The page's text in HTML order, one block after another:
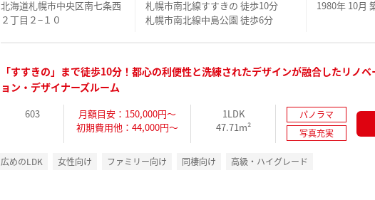
北海道札幌市中央区南七条西
２丁目２−１０
札幌市南北線すすきの 徒歩10分
札幌市南北線中島公園 徒歩6分
1980年 10月
「すすきの」まで徒歩10分！都心の利便性と洗練されたデザインが融合したリノベ
ョン・デザイナーズルーム
603
月額目安：150,000円～
初期費用他：44,000円～
1LDK
47.71m²
パノラマ
写真充実
広めのLDK 女性向け ファミリー向け 同棲向け 高級・ハイグレード